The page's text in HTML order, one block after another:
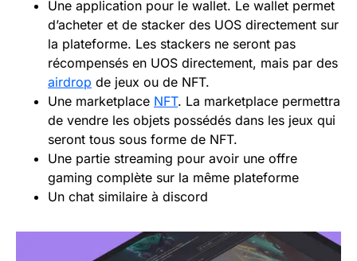
Une application pour le wallet. Le wallet permet
d’acheter et de stacker des UOS directement sur
la plateforme. Les stackers ne seront pas
récompensés en UOS directement, mais par des
airdrop de jeux ou de NFT.
Une marketplace NFT. La marketplace permettra
de vendre les objets possédés dans les jeux qui
seront tous sous forme de NFT.
Une partie streaming pour avoir une offre
gaming complète sur la même plateforme
Un chat similaire à discord